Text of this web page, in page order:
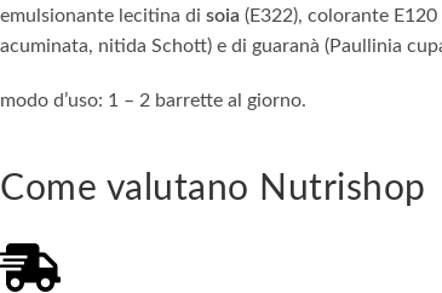
emulsionante lecitina di soia (E322), colorante
acuminata, nitida Schott) e di guaranà (Paullinia
modo d’uso: 1 – 2 barrette al giorno.
Come valutano Nutrishop